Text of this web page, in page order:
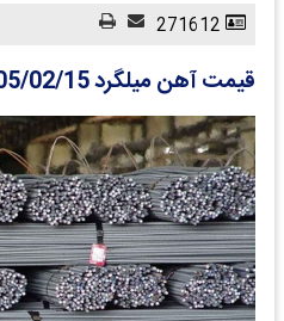
قیمت آهن میلگرد 1405/02/15